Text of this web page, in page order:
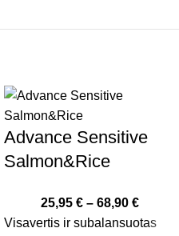
Advance Sensitive
Salmon&Rice
25,95 € – 68,90 €
Visavertis ir subalansuotas